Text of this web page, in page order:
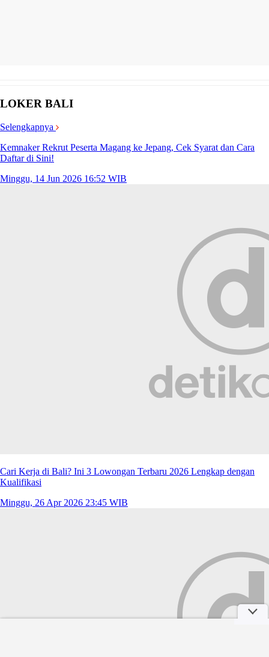
LOKER BALI
Selengkapnya
Kemnaker Rekrut Peserta Magang ke Jepang, Cek Syarat dan Cara
Daftar di Sini!
Minggu, 14 Jun 2026 16:52 WIB
Cari Kerja di Bali? Ini 3 Lowongan Terbaru 2026 Lengkap dengan
Kualifikasi
Minggu, 26 Apr 2026 23:45 WIB